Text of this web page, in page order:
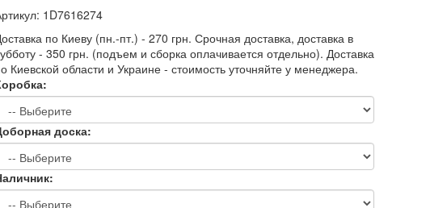
1D7616274
по Киеву (пн.-пт.) - 270 грн. Срочная доставка, доставка в
- 350 грн. (подъем и сборка оплачивается отдельно). Доставка
Киевской области и Украине - стоимость уточняйте у менеджера.
доска: